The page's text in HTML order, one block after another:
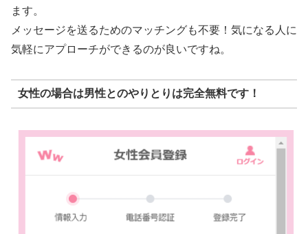
ます。
メッセージを送るためのマッチングも不要！気になる人に
気軽にアプローチができるのが良いですね。
女性の場合は男性とのやりとりは完全無料です！